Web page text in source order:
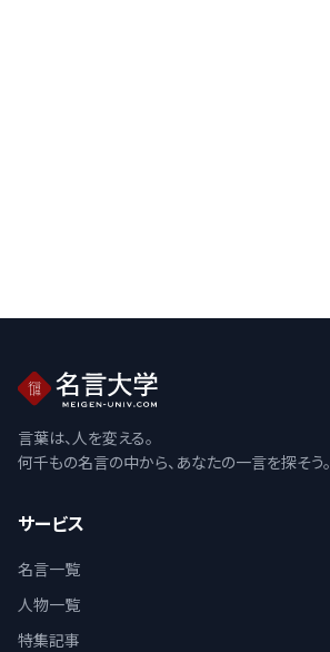
言葉は、人を変える。
何千もの名言の中から、あなたの一言を探そう。
サービス
名言一覧
人物一覧
特集記事